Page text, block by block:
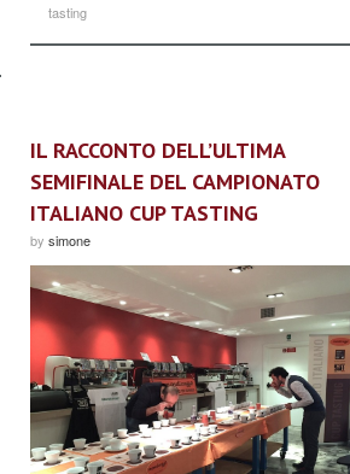
tasting
IL RACCONTO DELL’ULTIMA
SEMIFINALE DEL CAMPIONATO
ITALIANO CUP TASTING
by simone